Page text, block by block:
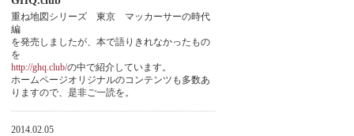
重ね地図シリーズ 東京 マッカーサーの時代
編
を発売しましたが、本で語りきれなかったもの
を
http://ghq.club/の中で紹介しています。
ホームページオリジナルのコンテンツも多数あ
りますので、是非ご一読を。
2014.02.05